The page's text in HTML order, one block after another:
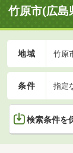
竹原市(広島
地域 竹原
条件 指定
検索条件を